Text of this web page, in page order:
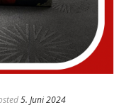
5. Juni 2024